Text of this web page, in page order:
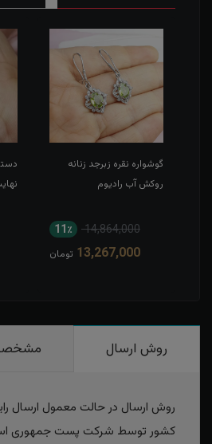
گوشواره نقره زبرجد زنانه
روکش آب رادیوم
14,864,000 11٪
13,267,000 تومان
روش ارسال
روش ارسال در حالت معمول ارسال
کشور توسط شرکت پست جمهوری